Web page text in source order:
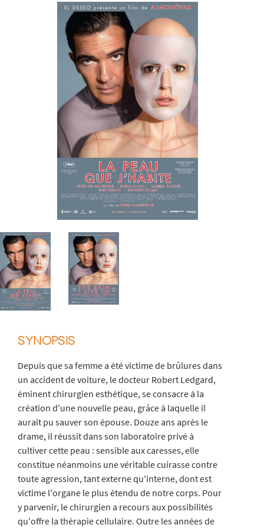
SYNOPSIS
Depuis que sa femme a été victime de brûlures dans
un accident de voiture, le docteur Robert Ledgard,
éminent chirurgien esthétique, se consacre à la
création d'une nouvelle peau, grâce à laquelle il
aurait pu sauver son épouse. Douze ans après le
drame, il réussit dans son laboratoire privé à
cultiver cette peau : sensible aux caresses, elle
constitue néanmoins une véritable cuirasse contre
toute agression, tant externe qu'interne, dont est
victime l'organe le plus étendu de notre corps. Pour
y parvenir, le chirurgien a recours aux possibilités
qu'offre la thérapie cellulaire. Outre les années de